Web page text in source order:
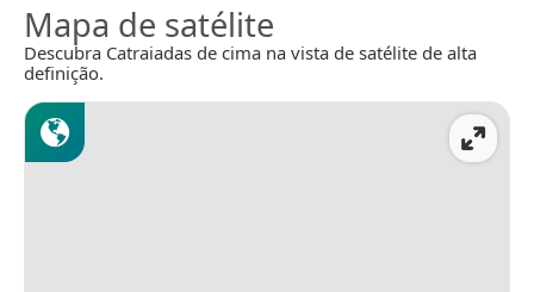
Mapa de satélite
Descubra Catraiadas de cima na vista de satélite de alta
definição.